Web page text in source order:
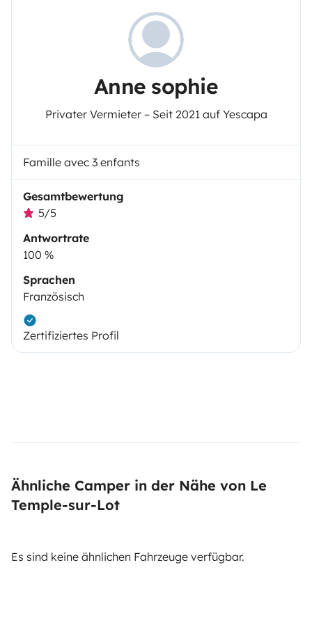
Anne sophie
Privater Vermieter – Seit 2021 auf Yescapa
Famille avec 3 enfants
Gesamtbewertung
5/5
Antwortrate
100 %
Sprachen
Französisch
Zertifiziertes Profil
Ähnliche Camper in der Nähe von Le
Temple-sur-Lot
Es sind keine ähnlichen Fahrzeuge verfügbar.